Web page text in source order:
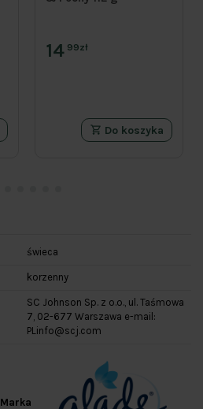
14 99zł
Do koszyka
świeca
korzenny
SC Johnson Sp. z o.o., ul. Taśmowa
7, 02-677 Warszawa e-mail:
PLinfo@scj.com
Marka